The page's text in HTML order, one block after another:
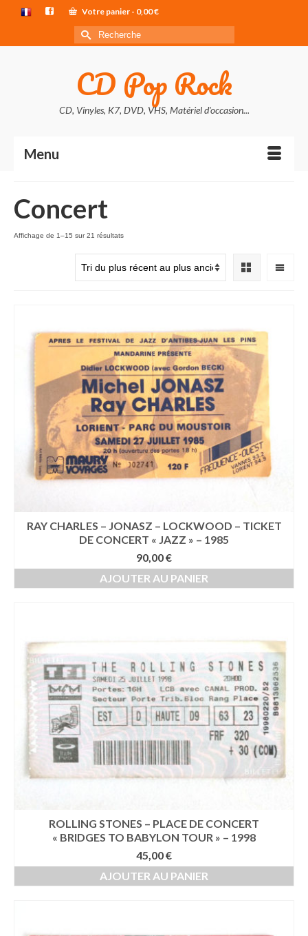
Votre panier - 0,00€
Rechercher :
CD Pop Rock
CD, Vinyles, K7, DVD, VHS, Matériel d'occasion...
Menu
Concert
Affichage de 1–15 sur 21 résultatsTrié
RAY CHARLES – JONASZ – LOCKWOOD – TICKET
DE CONCERT « JAZZ » – 1985
90,00€
AJOUTER AU PANIER
ROLLING STONES – PLACE DE CONCERT
« BRIDGES TO BABYLON TOUR » – 1998
45,00€
AJOUTER AU PANIER